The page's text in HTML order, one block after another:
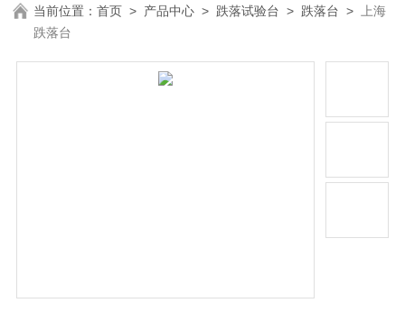
当前位置：首页 > 产品中心 > 跌落试验台 > 跌落台 >
上海
跌落台